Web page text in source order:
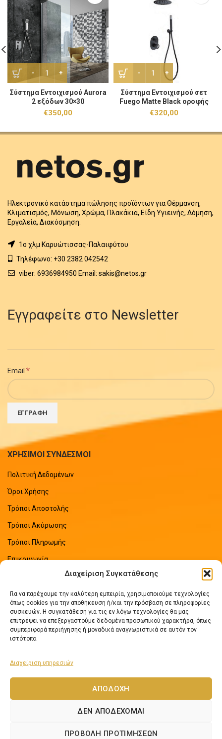
Διαχείριση Συγκατάθεσης
Για να παρέχουμε την καλύτερη εμπειρία, χρησιμοποιούμε τεχνολογίες
όπως cookies για την αποθήκευση ή/και την πρόσβαση σε πληροφορίες
συσκευών. Η συγκατάθεση για τις εν λόγω τεχνολογίες θα μας
επιτρέψει να επεξεργαστούμε δεδομένα προσωπικού χαρακτήρα, όπως
συμπεριφορά περιήγησης ή μοναδικά αναγνωριστικά σε αυτόν τον
ιστότοπο.
Διαχείριση υπηρεσιών
ΑΠΟΔΟΧΉ
ΔΕΝ ΑΠΟΔΈΧΟΜΑΙ
ΠΡΟΒΟΛΉ ΠΡΟΤΙΜΉΣΕΩΝ
Σύστημα Εντοιχισμού Aurora 2 εξόδων 30x30 ποσότητα
Σύστημα Εντοιχισμού Aurora
2 εξόδων 30×30
€350,00
Σύστημα Εντοιχισμού
Σύστημα Εντοιχισμού σετ
Fuego Matte Black οροφής
€320,00
Ηλεκτρονικό κατάστημα πώλησης προϊόντων για Θέρμανση,
Κλιματισμός, Μόνωση, Χρώμα, Πλακάκια, Είδη Υγιεινής, Δόμηση,
Εργαλεία, Διακόσμηση.
1o χλμ Καρυώτισσας-Παλαιφύτου
Τηλέφωνο: +30 2382 042542
viber: 6936984950 Email: sakis@netos.gr
Εγγραφείτε στο Newsletter
Email *
ΧΡΗΣΙΜΟΙ ΣΥΝΔΕΣΜΟΙ
Πολιτική Δεδομένων
Όροι Χρήσης
Τρόποι Αποστολής
Τρόποι Ακύρωσης
Τρόποι Πληρωμής
Επικοινωνία
ΠΡΟΣΦΑΤΑ ΑΡΘΡΑ
Οδηγός Εξοικονόμησης Ενέργειας
No Comments
Πως να επιλέξετε ηλιακό θερμοσίφωνα
Τεχνολογιών.